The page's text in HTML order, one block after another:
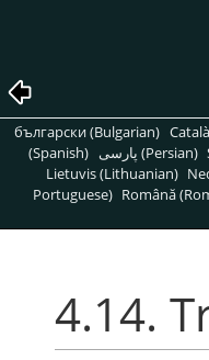
български (Bulgarian)
(Spanish)
پارسی (Persian)
Lietuvis (Lithuanian)
Portuguese) Română
4.14.